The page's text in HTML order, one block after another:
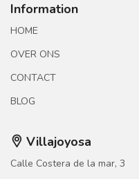
Information
HOME
OVER ONS
CONTACT
BLOG
Villajoyosa
Calle Costera de la mar, 3